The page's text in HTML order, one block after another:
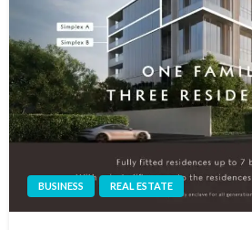
BUSINESS REAL ESTATE